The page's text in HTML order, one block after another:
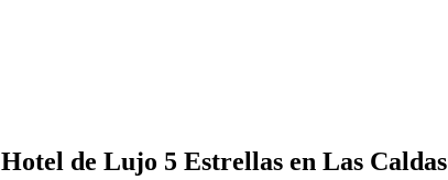
Hotel de Lujo 5 Estrellas en Las Caldas